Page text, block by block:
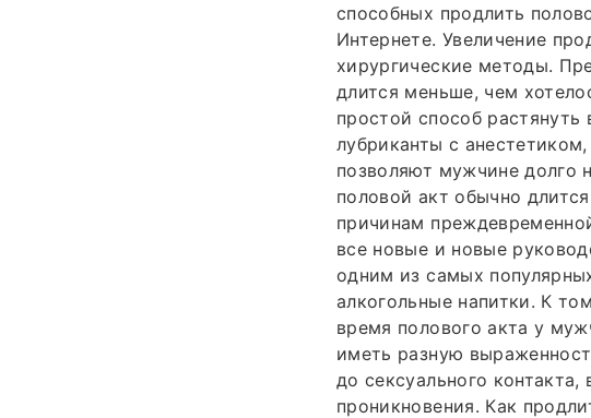
способных продлить
Интернете. Увеличение
хирургические методы.
длится меньше, чем
простой способ
лубриканты с
позволяют мужчине долго
половой акт обычно
причинам
все новые и новые
одним из самых
алкогольные напитки. К
время полового акта у
иметь разную
до сексуального контакта,
проникновения. Как